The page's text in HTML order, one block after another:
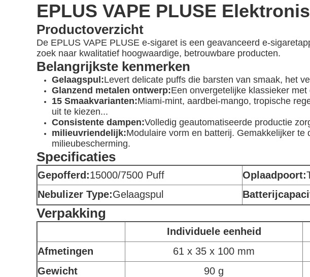
EPLUS VAPE PLUSE
Productoverzicht
De EPLUS VAPE PLUSE e-sigaret is een geavanceerd e-
zoek naar kwalitatief hoogwaardige, betrouwbare producten.
Belangrijkste kenmerken
Gelaagspul :Levert delicate puffs die barsten van smaak, het
Glanzend metalen ontwerp:Een onvergetelijke klassieker
15 Smaakvarianten:Miami-mint, aardbei-mango, tropische
uit te kiezen...
Consistente dampen:Volledig geautomatiseerde productie
milieuvriendelijk:Modulaire vorm en batterij. Gemakkelijker
milieubescherming.
Specificaties
Gepofferd:15000/7500 Puff Oplaadpoort:
Nebulizer Type:Gelaagspul
Verpakking
Individuele eenheid
Afmetingen
61 x 35 x 100 mm
Gewicht
90 g